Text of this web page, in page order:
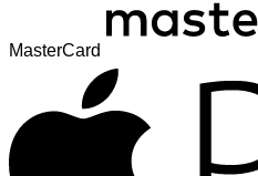
MasterCard